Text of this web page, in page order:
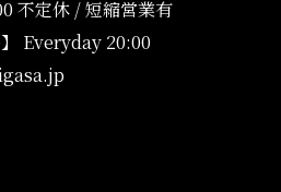
不定休 / 短縮営業有
Everyday 20:00